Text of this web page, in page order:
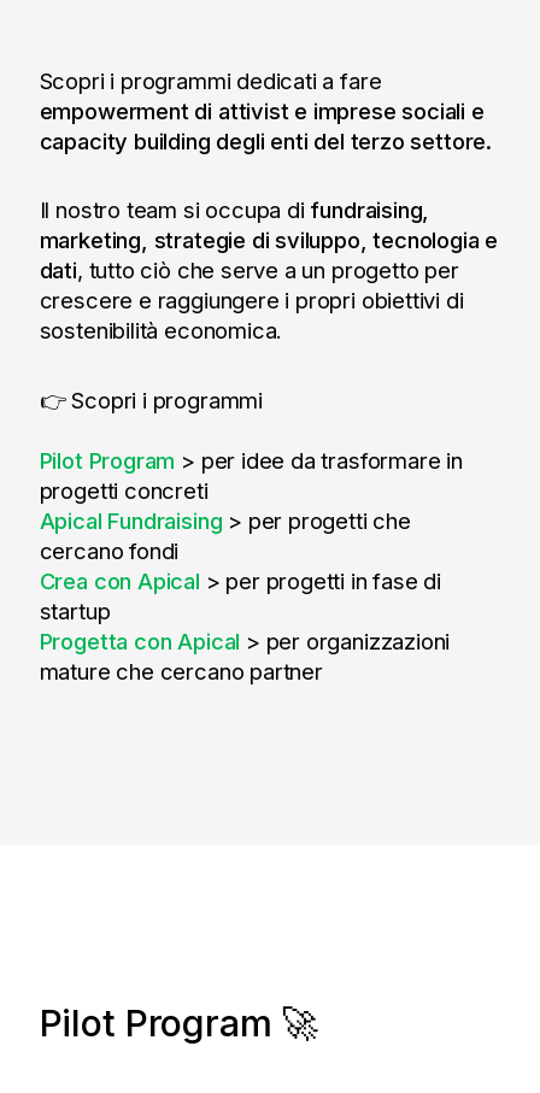
Scopri i programmi dedicati a fare
empowerment di attivist e imprese sociali e
capacity building degli enti del terzo settore.
Il nostro team si occupa di fundraising,
marketing, strategie di sviluppo, tecnologia e
dati, tutto ciò che serve a un progetto per
crescere e raggiungere i propri obiettivi di
sostenibilità economica.
👉 Scopri i programmi
Pilot Program > per idee da trasformare in
progetti concreti
Apical Fundraising > per progetti che
cercano fondi
Crea con Apical > per progetti in fase di
startup
Progetta con Apical > per organizzazioni
mature che cercano partner
Pilot Program 🚀